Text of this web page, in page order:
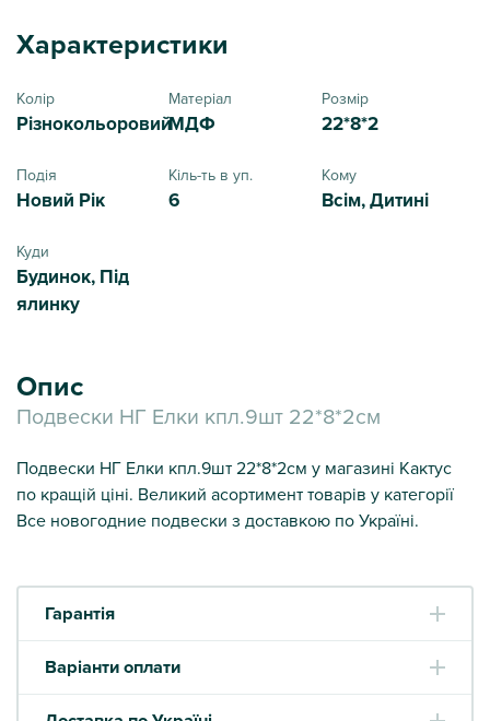
Характеристики
Колір
Різнокольоровий
Матеріал
МДФ
Розмір
22*8*2
Подія
Новий Рік
Кіль-ть в уп.
6
Кому
Всім, Дитині
Куди
Будинок, Під
ялинку
Опис
Подвески НГ Елки кпл.9шт 22*8*2см
Подвески НГ Елки кпл.9шт 22*8*2см у магазині Кактус
по кращій ціні. Великий асортимент товарів у категорії
Все новогодние подвески з доставкою по Україні.
Гарантія
Варіанти оплати